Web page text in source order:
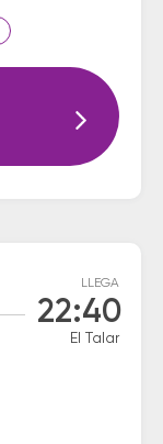
LLEGA
22:40
El Talar